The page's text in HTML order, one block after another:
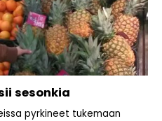
sesonkia
pyrkineet tukemaan